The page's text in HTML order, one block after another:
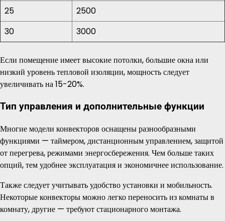
25
2500
30
3000
Если помещение имеет высокие потолки, большие окна или
низкий уровень тепловой изоляции, мощность следует
увеличивать на 15-20%.
Тип управления и дополнительные функции
Многие модели конвекторов оснащены разнообразными
функциями — таймером, дистанционным управлением, защитой
от перегрева, режимами энергосбережения. Чем больше таких
опций, тем удобнее эксплуатация и экономичнее использование.
Также следует учитывать удобство установки и мобильность.
Некоторые конвекторы можно легко переносить из комнаты в
комнату, другие — требуют стационарного монтажа.